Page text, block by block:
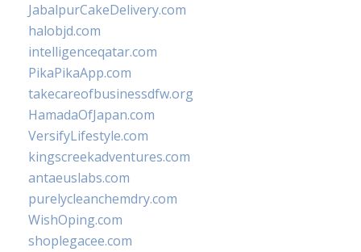
JabalpurCakeDelivery.com
halobjd.com
intelligenceqatar.com
PikaPikaApp.com
takecareofbusinessdfw.org
HamadaOfJapan.com
VersifyLifestyle.com
kingscreekadventures.com
antaeuslabs.com
purelycleanchemdry.com
WishOping.com
shoplegacee.com